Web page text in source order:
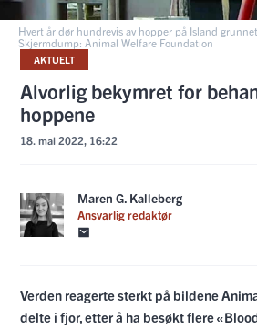
Hvert år dør hundrevis av hopper på Island
Skjermdump: Animal Welfare Foundation
AKTUELT
Alvorlig bekymret for
hoppene
18. mai 2022, 16:22
Maren G. Kalleberg
Ansvarlig redaktør
Verden reagerte sterkt på bildene
delte i fjor, etter å ha besøkt flere